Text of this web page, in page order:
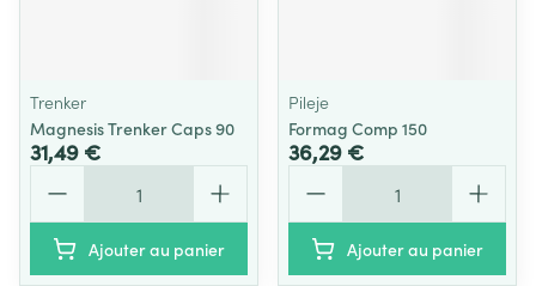
Trenker
Magnesis Trenker Caps 90
31,49 €
Ajouter au panier
Pileje
Formag Comp 150
36,29 €
Ajouter au panier